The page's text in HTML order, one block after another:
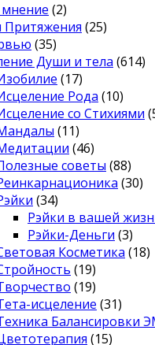
(2)
Притяжения (25)
(35)
Души и тела (614)
(17)
Рода (10)
со Стихиями
(11)
(46)
советы (88)
(30)
(34)
Рэйки в вашей
Рэйки-Деньги (3)
Косметика (18)
(19)
(19)
исцеление (31)
Балансировки
(15)